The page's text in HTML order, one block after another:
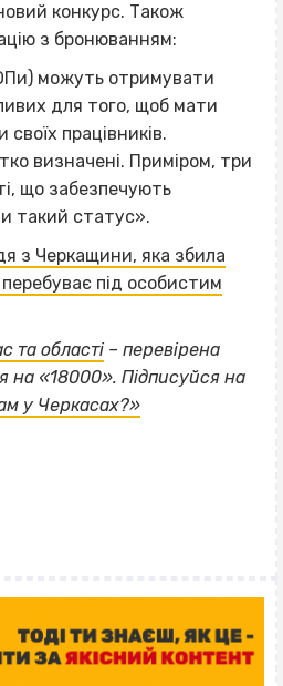
конкурс. Також
з бронюванням:
можуть отримувати
для того, щоб мати
працівників.
визначені. Приміром, три
що забезпечують
такий статус».
з Черкащини, яка збила
під особистим
та області – перевірена
на «18000». Підписуйся на
у Черкасах?»